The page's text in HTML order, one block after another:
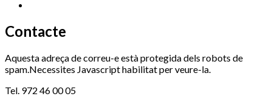
Contacte
Aquesta adreça de correu-e està protegida dels robots de
spam.Necessites Javascript habilitat per veure-la.
Tel. 972 46 00 05